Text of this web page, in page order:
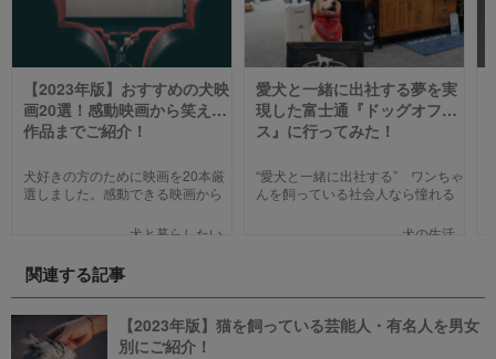
【2023年版】おすすめの犬映
画20選！感動映画から笑える
作品までご紹介！
犬好きの方のために映画を20本厳
選しました。感動できる映画から
で、犬の名作映画を邦画7本,洋画7
ぞれの映画の魅力やあらすじを短
い文章で簡潔に紹介しています。
映画選びの参考にしていただけれ
ばと思います。
犬と暮らしたい
愛犬と一緒に出社する夢を実
現した富士通『ドッグオフィ
ス』に行ってみた！
“愛犬と一緒に出社する” ワンちゃ
んを飼っている社会人なら憧れる
そんな夢のような取り組みを富士
新たに設立された【ドッグオフィ
ス】を取材してきました！
犬の生活
関連する記事
【2023年版】猫を飼っている芸能人・有名人を男女
別にご紹介！